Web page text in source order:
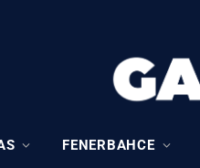
FENERBAHCE